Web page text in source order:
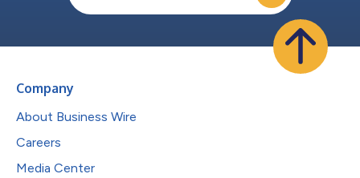
Company
About Business Wire
Careers
Media Center